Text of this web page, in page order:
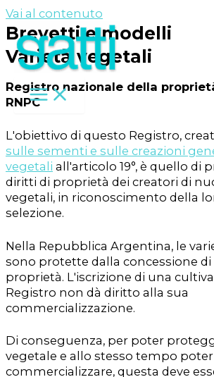
Vai al contenuto
Brevetti e modelli
Varietà vegetali
Registro nazionale della
RNPC
L'obiettivo di questo Registro,
sulle sementi e sulle creazioni
vegetali all'articolo 19°, è quello di
diritti di proprietà dei creatori di
vegetali, in riconoscimento della
selezione.
Nella Repubblica Argentina, le
sono protette dalla concessione
proprietà. L'iscrizione di una
Registro non dà diritto alla sua
commercializzazione.
Di conseguenza, per poter
vegetale e allo stesso tempo
commercializzare, questa deve